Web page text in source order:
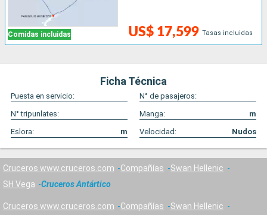
Comidas incluidas US$ 17,599 Tasas incluidas
Ficha Técnica
Puesta en servicio:
N° de pasajeros:
N° tripunlates:
Manga:
m
Eslora:
m Velocidad: Nudos
Cruceros www.cruceros.com Compañías
Swan Hellenic
SH Vega
Cruceros Antártico
Cruceros www.cruceros.com Compañías
Swan Hellenic